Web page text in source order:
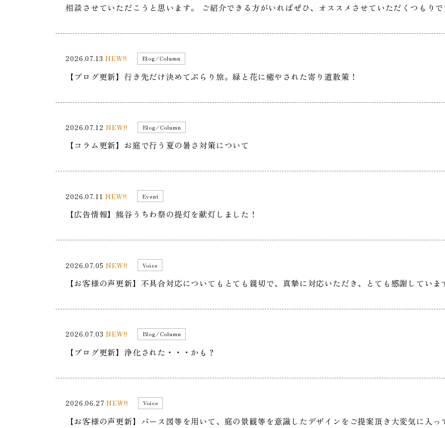
相談させていただこうと思います。 ご紹介できる方がいればぜひ、オススメさせていただくつもりで
2026.07.13NEW!! Blog/Column
【ブログ更新】行き先だけ決めてぶらり旅。緑と花に癒やされた寄り道散策！
2026.07.12NEW!! Blog/Column
【コラム更新】お庭で行う夏の暑さ対策について
2026.07.11NEW!! Event
【広告情報】熊谷うちわ祭の提灯を献灯しました！
2026.07.05NEW!! Voice
【お客様の声更新】不具合対応についてもとても親切で、真摯に対応いただき、とても感謝していま
2026.07.03NEW!! Blog/Column
【ブログ更新】浄化された・・・かも？
2026.06.27NEW!! Voice
【お客様の声更新】パース図等を用いて、庭の景観等を意識したデザインをご提案頂き大変気に入っ